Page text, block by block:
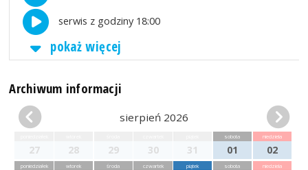
serwis z godziny 18:00
pokaż więcej
Archiwum informacji
sierpień 2026
27 28 29 30 31
sobota
01
niedziela
02
poniedziałek wtorek środa czwartek piątek sobota niedziela